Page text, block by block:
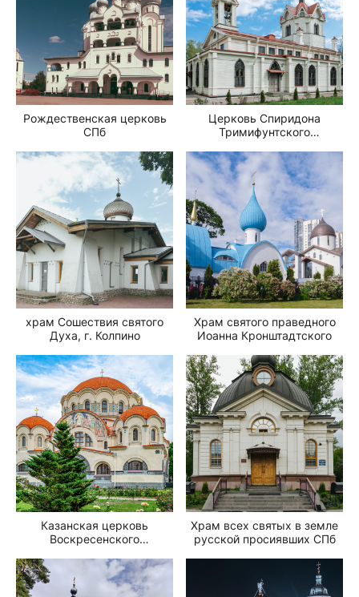
Рождественская церковь
СПб
Церковь Спиридона
Тримифунтского
храм Сошествия святого
Духа, г. Колпино
Храм святого праведного
Иоанна Кронштадтского
Казанская церковь
Воскресенского
Храм всех святых в земле
русской просиявших СПб